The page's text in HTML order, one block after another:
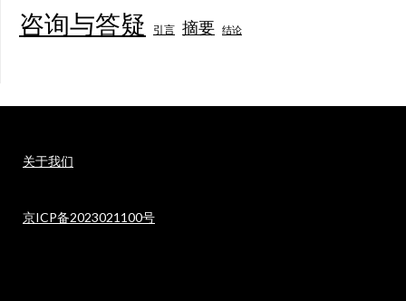
咨询与答疑 引言 摘要 结论
关于我们
京ICP备2023021100号